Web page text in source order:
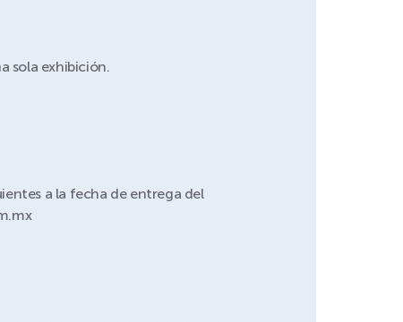
sola exhibición.
a la fecha de entrega del